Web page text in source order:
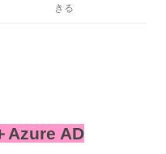
きる
Azure AD